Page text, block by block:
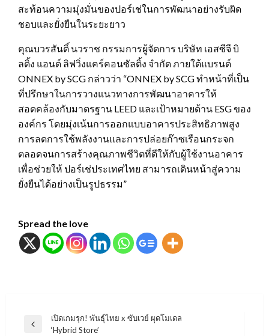
สะท้อนความมุ่งมั่นของปอร์เช่ในการพัฒนาอย่างรับผิด
ชอบและยั่งยืนในระยะยาว
คุณบวรสันติ์ นวราช กรรมการผู้จัดการ บริษัท เอสซีจี บิ
ลดิ้ง แอนด์ ลิฟวิ่งแคร์คอนซัลติ้ง จำกัด ภายใต้แบรนด์
ONNEX by SCG กล่าวว่า “ONNEX by SCG ทำหน้าที่เป็น
ที่ปรึกษาในการวางแนวทางการพัฒนาอาคารให้
สอดคล้องกับมาตรฐาน LEED และเป้าหมายด้าน ESG ของ
องค์กร โดยมุ่งเน้นการออกแบบอาคารประสิทธิภาพสูง
การลดการใช้พลังงานและการปล่อยก๊าซเรือนกระจก
ตลอดจนการสร้างคุณภาพชีวิตที่ดีให้กับผู้ใช้งานอาคาร
เพื่อช่วยให้ ปอร์เช่ประเทศไทย สามารถเดินหน้าสู่ความ
ยั่งยืนได้อย่างเป็นรูปธรรม”
Spread the love
แนะแนว
Previous
เปิดเกมรุก! พันธุ์ไทย x ซับเวย์ ผุดโมเดล
‘Hybrid Store’